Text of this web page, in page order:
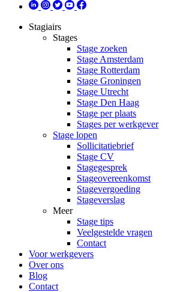
Stagiairs
Stages
Stage zoeken
Stage Amsterdam
Stage Rotterdam
Stage Groningen
Stage Utrecht
Stage Den Haag
Stage per plaats
Stages per werkgever
Stage lopen
Sollicitatiebrief
Stage CV
Stagegesprek
Stageovereenkomst
Stagevergoeding
Stageverslag
Meer
Stage tips
Veelgestelde vragen
Contact
Voor werkgevers
Over ons
Blog
Contact